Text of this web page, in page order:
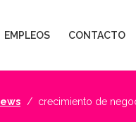
EMPLEOS CONTACTO
crecimiento de